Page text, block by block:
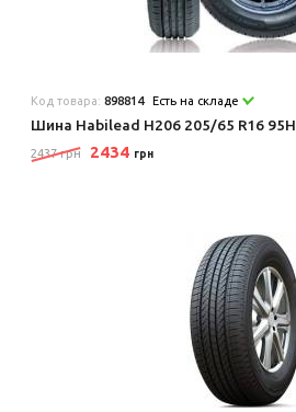
Код товара:898814 Есть на складе
Шина Habilead H206 205/65 R16 95H
2437 грн 2434 грн